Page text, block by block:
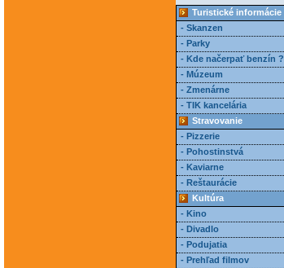
Turistické informácie
- Skanzen
- Parky
- Kde načerpať benzín ?
- Múzeum
- Zmenárne
- TIK kancelária
Stravovanie
- Pizzerie
- Pohostinstvá
- Kaviarne
- Reštaurácie
Kultúra
- Kino
- Divadlo
- Podujatia
- Prehľad filmov